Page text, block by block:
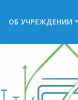
(current)
ОБ УЧРЕЖДЕНИИ